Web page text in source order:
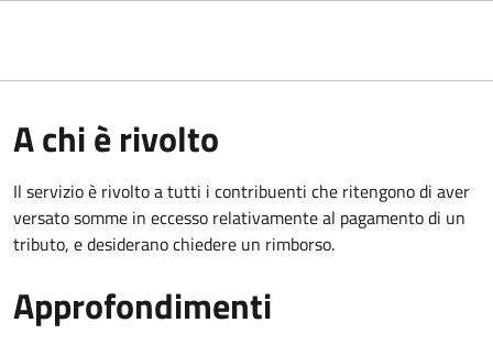
A chi è rivolto
Il servizio è rivolto a tutti i contribuenti che ritengono di aver
versato somme in eccesso relativamente al pagamento di un
tributo, e desiderano chiedere un rimborso.
Approfondimenti